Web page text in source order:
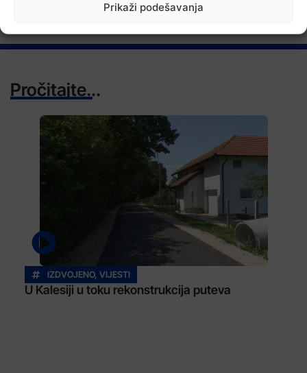
Prikaži podešavanja
Pročitajte...
IZDVOJENO, VIJESTI
U Kalesiji u toku rekonstrukcija puteva